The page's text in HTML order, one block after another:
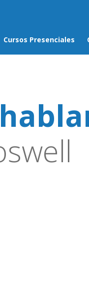
Cursos Presenciales